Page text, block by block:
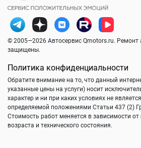
© 2005—2026 Автосервис Qmotors.ru. Ремонт
защищены.
Политика конфиденциальности
Обратите внимание на то, что данный
указанные цены на услуги) носит
характер и ни при каких условиях не
определяемой положениями Статьи 437 (2)
Стоимость работ меняется в зависимости
возраста и технического состояния.